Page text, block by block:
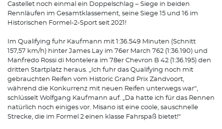
Castellet noch einmal ein Doppelschlag – Siege in beiden
Rennläufen im Gesamtklassement, seine Siege 15 und 16 im
Historischen Formel-2-Sport seit 2021!
Im Qualifying fuhr Kaufmann mit 1:36.549 Minuten (Schnitt
157,57 km/h) hinter James Lay im 76er March 762 (1:36.190) und
Manfredo Rossi di Montelera im 78er Chevron B 42 (1:36.195) den
dritten Startplatz heraus. „Ich fuhr das Qualifying noch mit
gebrauchten Reifen vom Historic Grand Prix Zandvoort,
während die Konkurrenz mit neuen Reifen unterwegs war“,
schlüsselt Wolfgang Kaufmann auf. „Da hatte ich für das Rennen
natürlich noch einiges vor. Misano ist eine coole, sauschnelle
Strecke, die im Formel 2 einen klasse Fahrspaß bietet!“